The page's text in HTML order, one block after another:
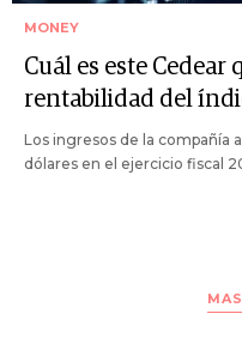
MONEY
Cuál es este Cedear
rentabilidad del
Los ingresos de la compañía
dólares en el ejercicio fiscal